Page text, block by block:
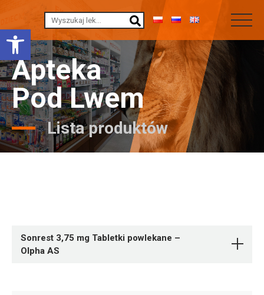
Otwórz pasek narzędzi
Apteka
Pod Lwem
Lista produktów
Sonrest 3,75 mg Tabletki powlekane –
Olpha AS